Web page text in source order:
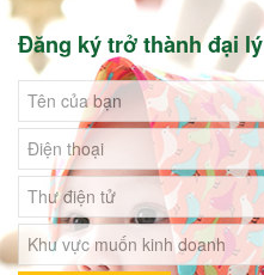
Đăng ký trở thành đại lý